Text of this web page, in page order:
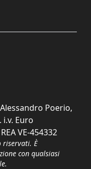
Poerio,
i.v. Euro
VE-454332
È
con qualsiasi